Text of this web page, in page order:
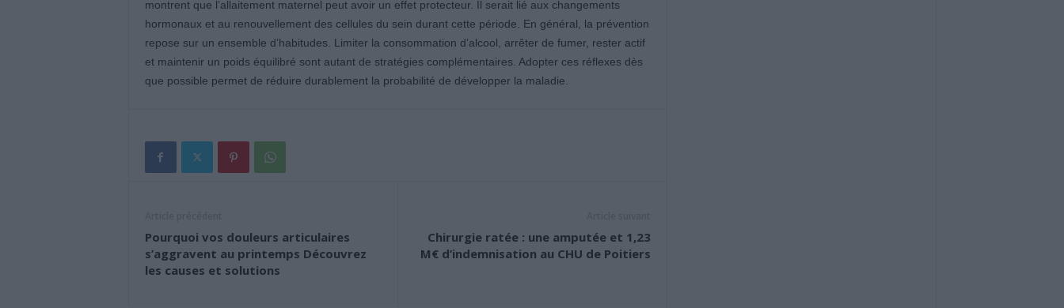
montrent que l’allaitement maternel peut avoir un effet protecteur. Il serait lié aux changements
hormonaux et au renouvellement des cellules du sein durant cette période. En général, la prévention
repose sur un ensemble d’habitudes. Limiter la consommation d’alcool, arrêter de fumer, rester actif
et maintenir un poids équilibré sont autant de stratégies complémentaires. Adopter ces réflexes dès
que possible permet de réduire durablement la probabilité de développer la maladie.
Pourquoi vos douleurs articulaires
s’aggravent au printemps Découvrez
les causes et solutions
Chirurgie ratée : une amputée et 1,23
M€ d’indemnisation au CHU de Poitiers